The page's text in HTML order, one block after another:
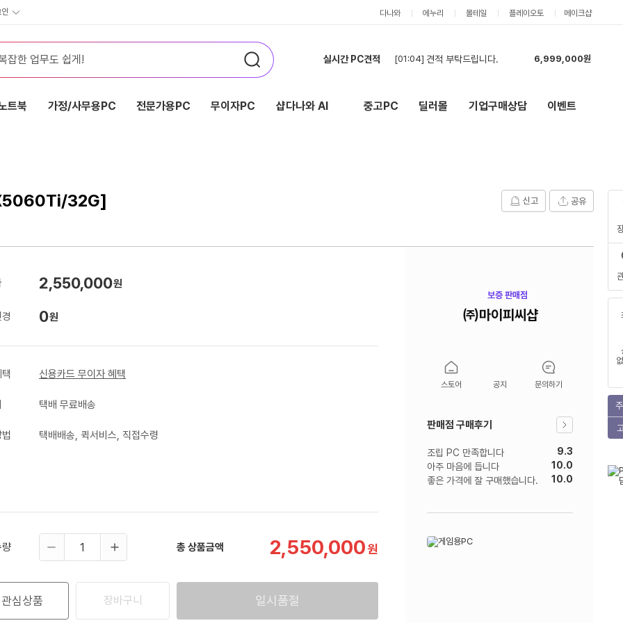
다나와 에누리 몰테일 플레이오토 메이크샵
실시간 PC견적 [01:04] 견적 부탁드립니다.
6,999,000원
[22:01]
2,179,000원
5,404,000원
트북 가정/사무용PC 전문가용PC 무이자PC 샵다나와 AI 중고PC 딜러몰 기업구매상담 이벤트
32G] 신고 공유
2,550,000원
0원
신용카드 무이자 혜택
택배 무료배송
택배배송, 퀵서비스, 직접수령
량 총 상품금액 2,550,000원
관심상품 장바구니 일시품절
보증 판매점
㈜마이피씨샵
스토어 공지 문의하기
판매점 구매후기
조립 PC 만족합니다
9.3
아주 마음에 듭니다
10.0
좋은 가격에 잘 구매했습니다.
10.0